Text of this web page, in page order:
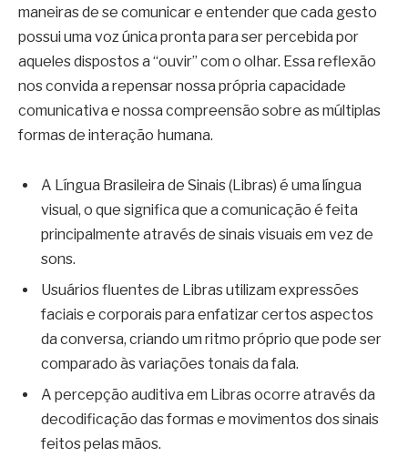
maneiras de se comunicar e entender que cada gesto
possui uma voz única pronta para ser percebida por
aqueles dispostos a “ouvir” com o olhar. Essa reflexão
nos convida a repensar nossa própria capacidade
comunicativa e nossa compreensão sobre as múltiplas
formas de interação humana.
A Língua Brasileira de Sinais (Libras) é uma língua
visual, o que significa que a comunicação é feita
principalmente através de sinais visuais em vez de
sons.
Usuários fluentes de Libras utilizam expressões
faciais e corporais para enfatizar certos aspectos
da conversa, criando um ritmo próprio que pode ser
comparado às variações tonais da fala.
A percepção auditiva em Libras ocorre através da
decodificação das formas e movimentos dos sinais
feitos pelas mãos.